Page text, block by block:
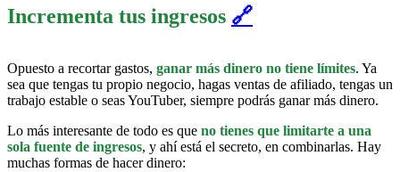
Incrementa tus ingresos 🔗
Opuesto a recortar gastos, ganar más dinero no tiene límites. Ya
sea que tengas tu propio negocio, hagas ventas de afiliado, tengas un
trabajo estable o seas YouTuber, siempre podrás ganar más dinero.
Lo más interesante de todo es que no tienes que limitarte a una
sola fuente de ingresos, y ahí está el secreto, en combinarlas. Hay
muchas formas de hacer dinero: